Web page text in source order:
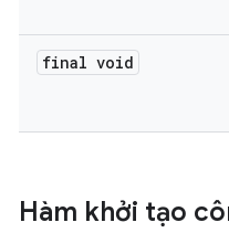
final void
Hàm khởi tạo